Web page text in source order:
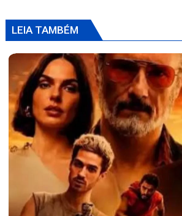
LEIA TAMBÉM